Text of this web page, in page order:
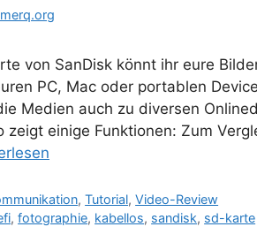
von SanDisk könnt ihr eure
PC, Mac oder portablen
Medien auch zu diversen
zeigt einige Funktionen: Zum
,Tutorial,Video-Review
,fotographie, kabellos, sandisk, sd-karte